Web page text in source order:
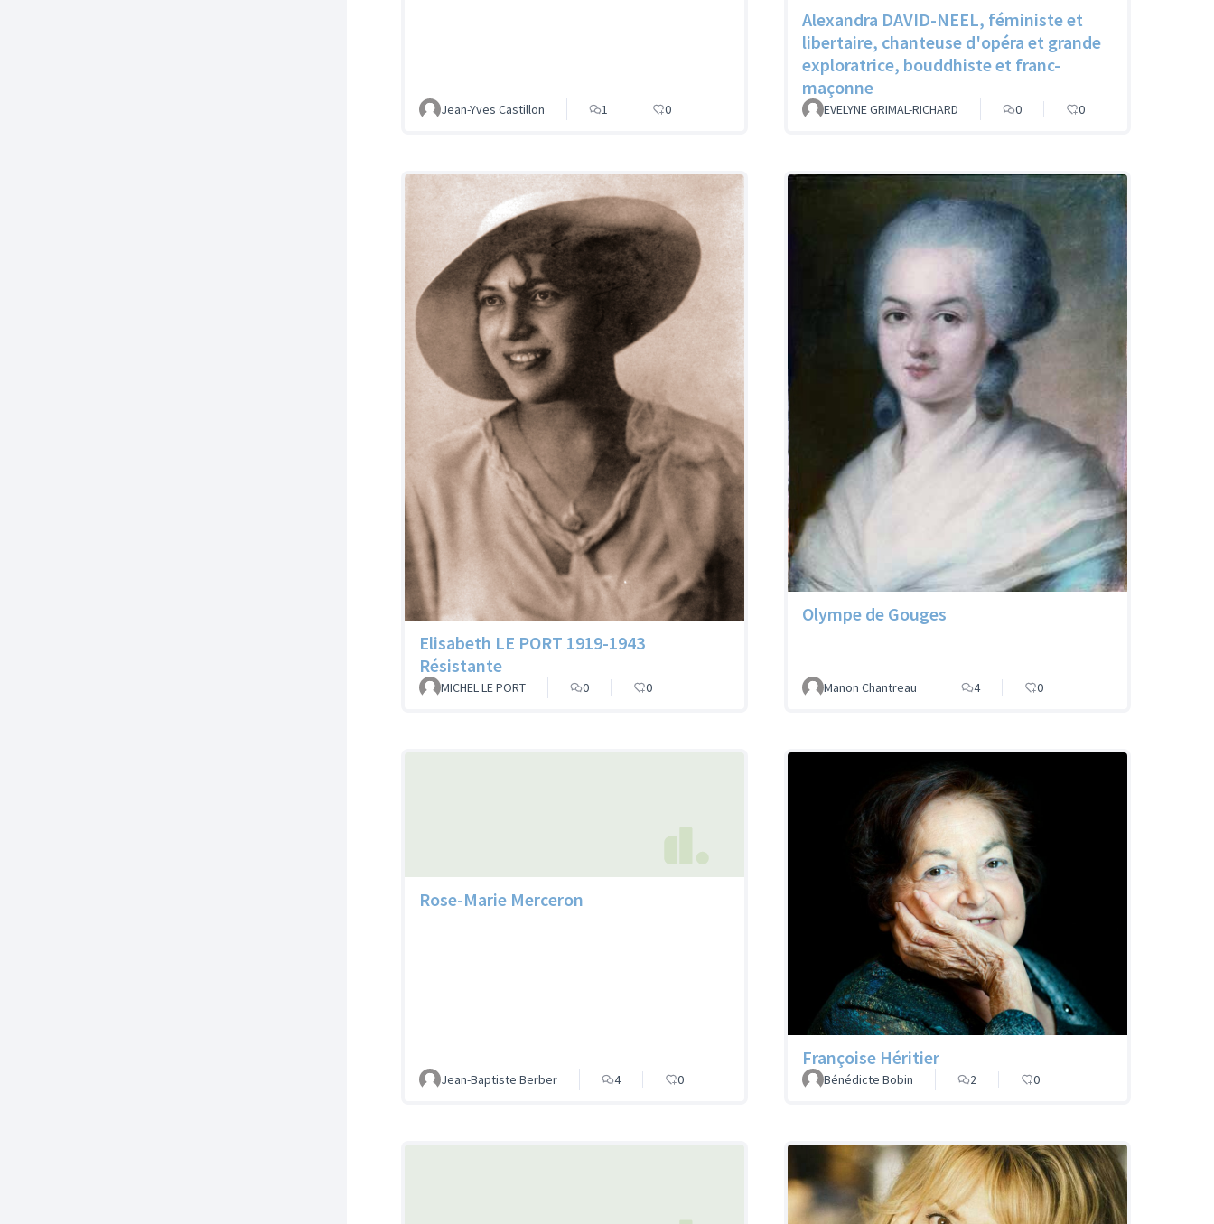
Jean-Yves Castillon 1 0
Alexandra DAVID-NEEL, féministe et
libertaire, chanteuse d'opéra et grande
exploratrice, bouddhiste et franc-
maçonne
EVELYNE GRIMAL-RICHARD 0 0
Elisabeth LE PORT 1919-1943
Résistante
MICHEL LE PORT 0 0
Olympe de Gouges
Manon Chantreau 4 0
Rose-Marie Merceron
Jean-Baptiste Berber 4 0
Françoise Héritier
Bénédicte Bobin 2 0